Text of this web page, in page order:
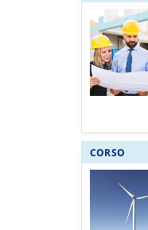
CORSO